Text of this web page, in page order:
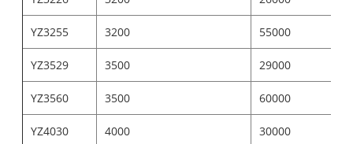
YZ3255 3200 55000
YZ3529 3500 29000
YZ3560 3500 60000
YZ4030 4000 30000